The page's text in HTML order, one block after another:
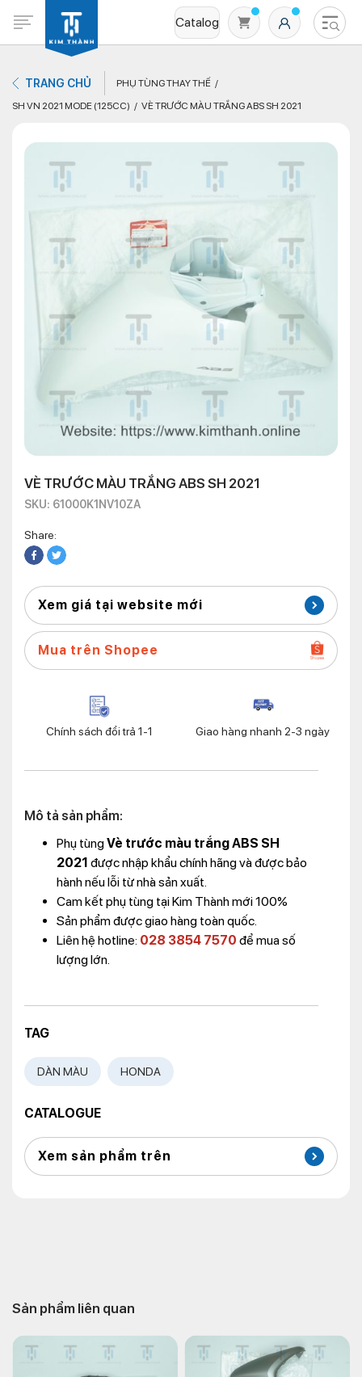
Catalog
Không có sản phẩm nào trong giỏ hàng
TRANG CHỦ
PHỤ TÙNG THAY THẾ
SH VN 2021 MODE (125CC)
VÈ TRƯỚC MÀU TRẮNG ABS SH 2021
VÈ TRƯỚC MÀU TRẮNG ABS SH 2021
SKU: 61000K1NV10ZA
Share:
Xem giá tại website mới
Mua trên Shopee
Chính sách đổi trả 1-1 Giao hàng nhanh 2-3 ngày
Mô tả sản phẩm:
Phụ tùngVè trước màu trắng ABS SH
2021 được nhập khẩu chính hãng và được bảo
hành nếu lỗi từ nhà sản xuất.
Cam kết phụ tùng tại Kim Thành mới 100%
Sản phẩm được giao hàng toàn quốc.
Liên hệ hotline: 028 3854 7570 để mua số
lượng lớn.
TAG
DÀN MÀU HONDA
CATALOGUE
Xem sản phẩm trên
Sản phẩm liên quan